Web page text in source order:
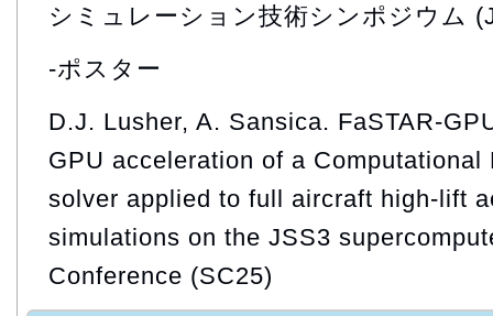
シミュレーション技術シンポジウム
-ポスター
D.J. Lusher, A. Sansica. FaSTAR-
GPU acceleration of a
solver applied to full aircraft high-lift
simulations on the JSS3
Conference (SC25)